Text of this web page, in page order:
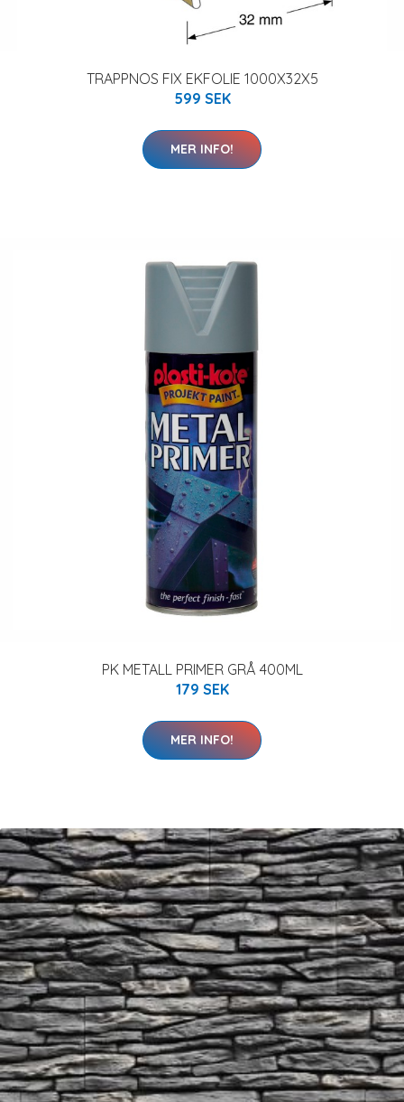
TRAPPNOS FIX EKFOLIE 1000X32X5
599 SEK
MER INFO!
PK METALL PRIMER GRÅ 400ML
179 SEK
MER INFO!